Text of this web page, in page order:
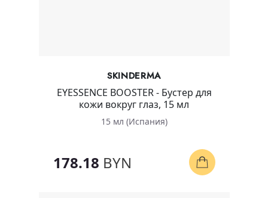
SKINDERMA
EYESSENCE BOOSTER - Бустер для
кожи вокруг глаз, 15 мл
15 мл (Испания)
178.18 BYN